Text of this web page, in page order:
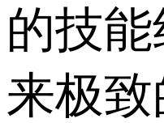
的技
来极